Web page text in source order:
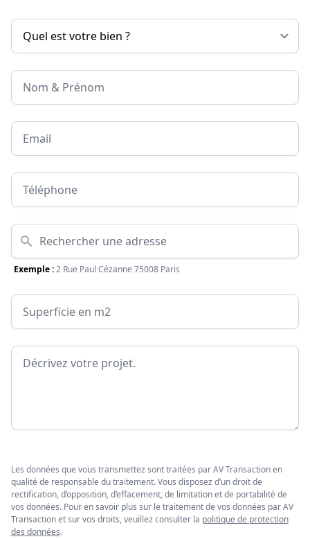
Nom & Prénom
Email
Téléphone
Adresse
Exemple :2 Rue Paul Cézanne 75008 Paris
Surface
Message
Les données que vous transmettez sont traitées par AV Transaction en
qualité de responsable du traitement. Vous disposez d’un droit de
rectification, d’opposition, d’effacement, de limitation et de portabilité de
vos données. Pour en savoir plus sur le traitement de vos données par AV
Transaction et sur vos droits, veuillez consulter la politique de protection
des données.